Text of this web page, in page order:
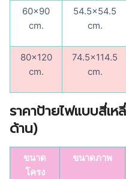
60×90
cm.
54.5×54.5
cm.
80×120
cm.
74.5×114.5
cm.
ราคาป้ายไฟแบบสี่เ
ด้าน)
ขนาด
โครง
ขนาดภาพ